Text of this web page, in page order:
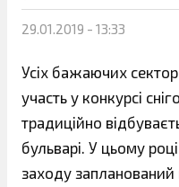
29.01.2019 - 13:33
Усіх бажаючих
участь у конкурсі
традиційно
бульварі. У цьому
заходу